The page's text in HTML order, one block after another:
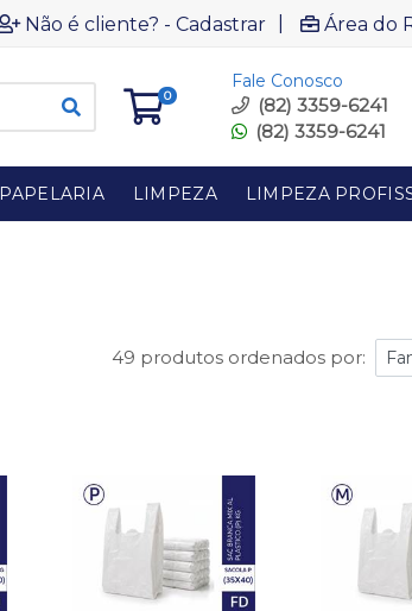
Não é cliente? - Cadastrar Área do
0
Fale Conosco
(82) 3359-6241
(82) 3359-6241
PAPELARIA LIMPEZA LIMPEZA
49 produtos ordenados por: